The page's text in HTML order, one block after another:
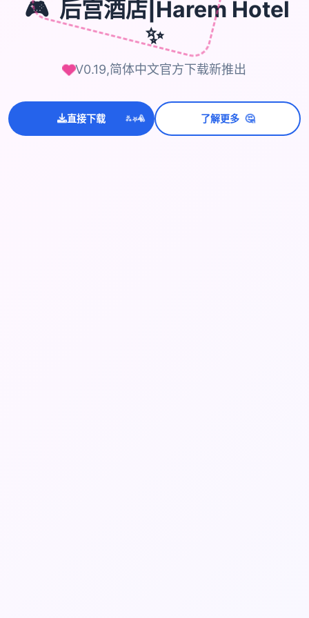
🎮 后宫酒店|Harem Hotel
✨
V0.19,简体中文官方下载新推出
直接下载 ✨
⭐
💫 了解更多 🤔